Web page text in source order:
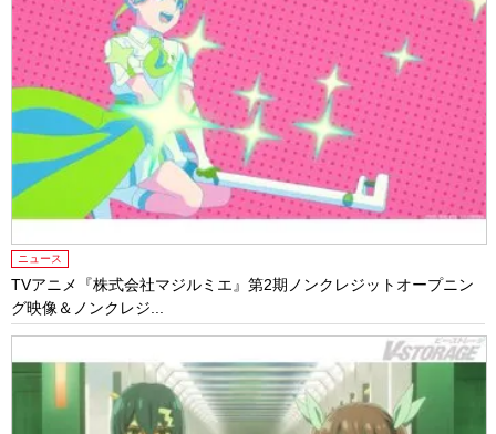
ニュース
TVアニメ『株式会社マジルミエ』第2期ノンクレジットオープニン
グ映像＆ノンクレジ...